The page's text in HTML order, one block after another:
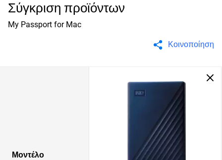
Σύγκριση προϊόντων
My Passport for Mac
Κοινοποίηση
Μοντέλο